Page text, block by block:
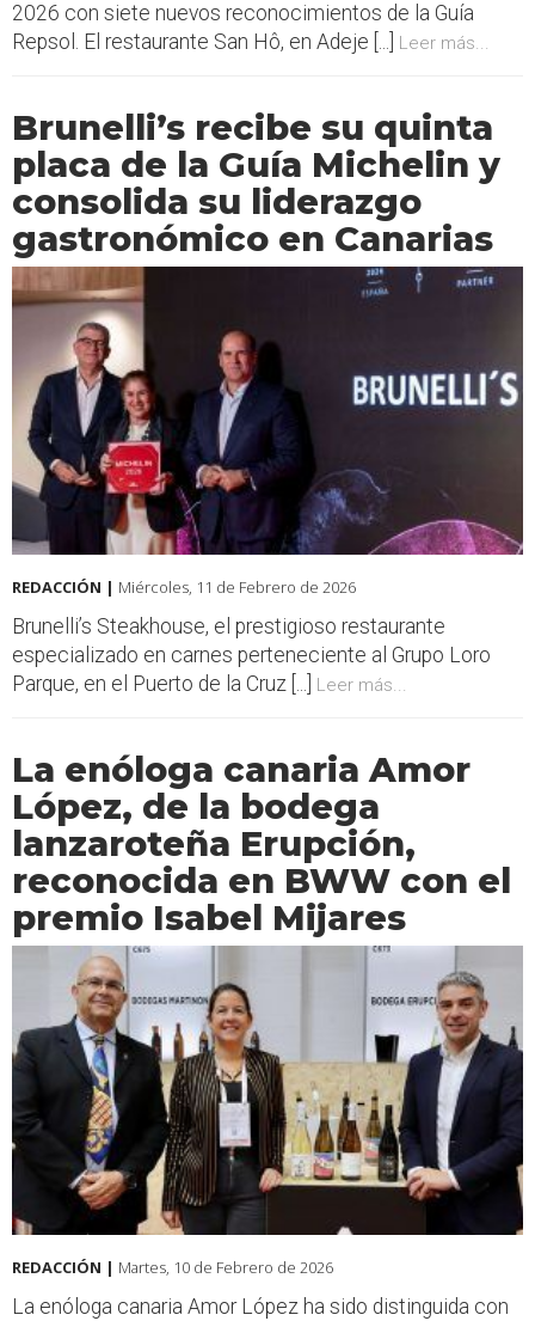
2026 con siete nuevos reconocimientos de la Guía
Repsol. El restaurante San Hô, en Adeje [...]
Leer más...
Brunelli’s recibe su quinta
placa de la Guía Michelin y
consolida su liderazgo
gastronómico en Canarias
REDACCIÓN | Miércoles, 11 de Febrero de 2026
Brunelli’s Steakhouse, el prestigioso restaurante
especializado en carnes perteneciente al Grupo Loro
Parque, en el Puerto de la Cruz [...]
Leer más...
La enóloga canaria Amor
López, de la bodega
lanzaroteña Erupción,
reconocida en BWW con el
premio Isabel Mijares
REDACCIÓN | Martes, 10 de Febrero de 2026
La enóloga canaria Amor López ha sido distinguida con